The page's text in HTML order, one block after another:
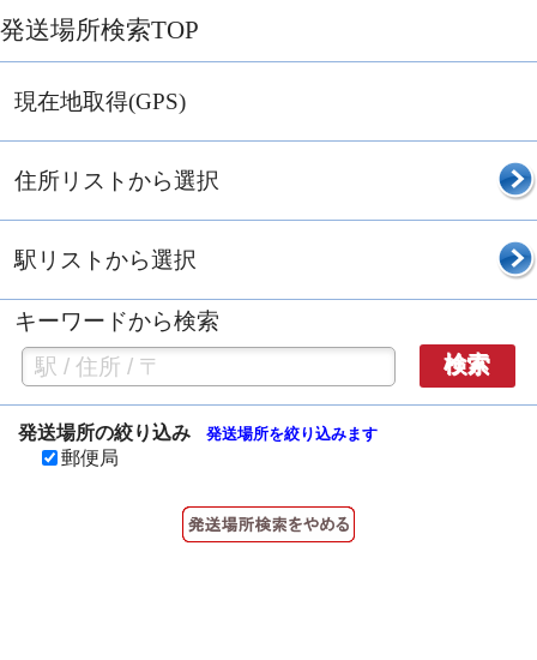
発送場所検索TOP
現在地取得(GPS)
住所リストから選択
駅リストから選択
キーワードから検索
検索
発送場所の絞り込み 発送場所を絞り込みます
郵便局